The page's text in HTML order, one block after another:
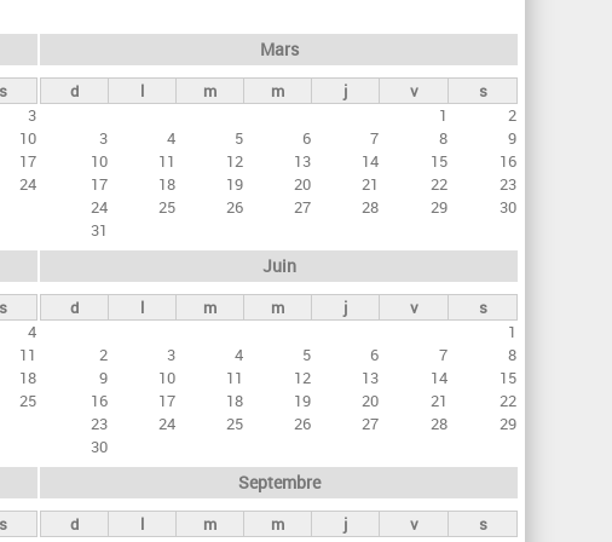
r
c
s
3
10
17
24
Mars
d l m m j v
s
1
2
3
4 5 6 7 8
9
10
11 12 13 14 15
16
17
18 19 20 21 22
23
24
25 26 27 28 29
30
31
s
4
11
18
25
Juin
d l m m j v
s
1
2
3 4 5 6 7
8
9
10 11 12 13 14
15
16
17 18 19 20 21
22
23
24 25 26 27 28
29
30
s
Septembre
d l m m j v
s